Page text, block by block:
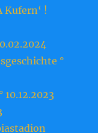
Kufern‘ !
°